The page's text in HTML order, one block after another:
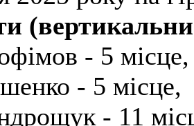
- 5 місце,
- 5 місце,
- 11